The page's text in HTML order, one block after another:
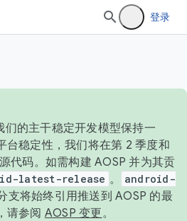
登录
们的主干稳定开发模型保持一
台稳定性，我们将在第 2 季度和
代码。如需构建 AOSP 并为其贡
latest-release 。
android-
支将始终引用推送到 AOSP 的最
请参阅 AOSP 变更。